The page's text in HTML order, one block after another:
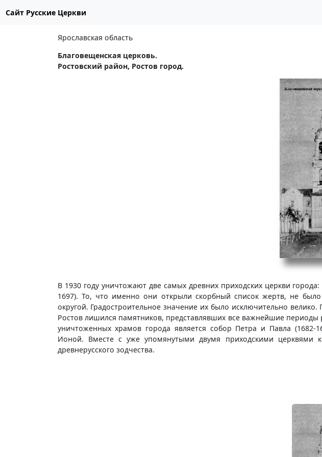
Сайт Русские Церкви
Ярославская область
Благовещенская церковь.
Ростовский район, Ростов город.
В 1930 году уничтожают две самых древних приходских церкви
1697). То, что именно они открыли скорбный список жертв, не
округой. Градостроительное значение их было исключительно
Ростов лишился памятников, представлявших все важнейшие
уничтоженных храмов города является собор Петра и Павла
Ионой. Вместе с уже упомянутыми двумя приходскими церквями
древнерусского зодчества.